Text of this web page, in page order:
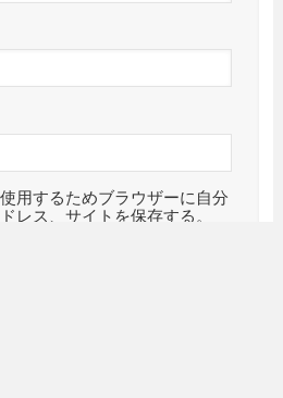
用するためブラウザーに自分
レス、サイトを保存する。